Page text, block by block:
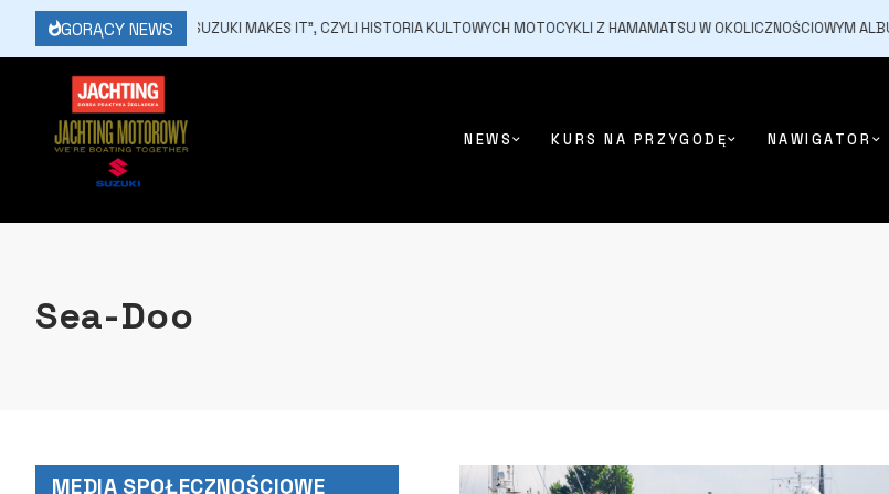
GORĄCY NEWS
6 MARCA, 2026 „SUZUKI MAKES IT”, CZYLI HISTORIA KULTOWYCH MOTOCYKLI Z HAMAMATSU W OKOLICZNOŚCIOWYM ALBUMIE
NEWS KURS NA PRZYGODĘ NAWIGATOR
Sea-Doo
MEDIA SPOŁECZNOŚCIOWE